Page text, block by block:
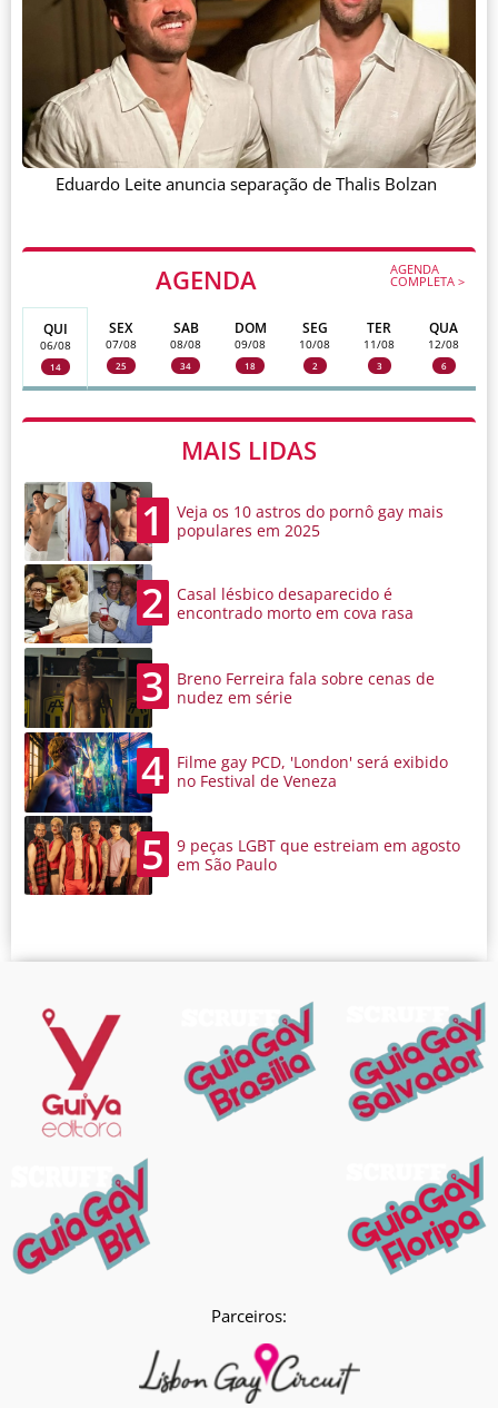
AGENDA AGENDA
COMPLETA >
QUI
06/08
14
SEX
07/08
25
SAB
08/08
34
DOM
09/08
18
SEG
10/08
2
TER
11/08
3
QUA
12/08
6
MAIS LIDAS
1
Veja os 10 astros do pornô gay mais
populares em 2025
2
Casal lésbico desaparecido é
encontrado morto em cova rasa
3
Breno Ferreira fala sobre cenas de
nudez em série
4
Filme gay PCD, 'London' será exibido
no Festival de Veneza
5
9 peças LGBT que estreiam em agosto
em São Paulo
Eduardo Leite anuncia separação de Thalis Bolzan
Parceiros: